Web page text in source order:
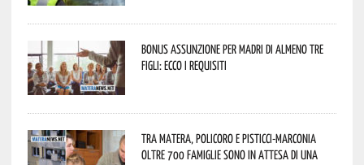
Bonus assunzione per madri di almeno tre
figli: ecco i requisiti
Tra Matera, Policoro e Pisticci-Marconia
oltre 700 famiglie sono in attesa di una